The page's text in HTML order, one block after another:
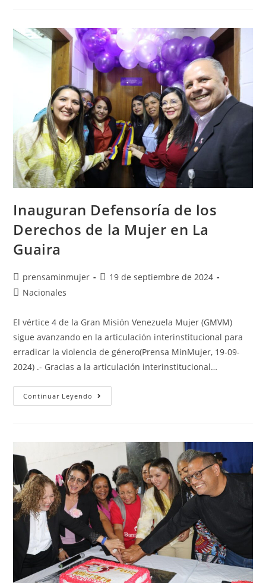
Inauguran Defensoría de los
Derechos de la Mujer en La
Guaira
prensaminmujer
19 de septiembre de 2024
Nacionales
El vértice 4 de la Gran Misión Venezuela Mujer (GMVM)
sigue avanzando en la articulación interinstitucional para
erradicar la violencia de género(Prensa MinMujer, 19-09-
2024) .- Gracias a la articulación interinstitucional…
Continuar Leyendo